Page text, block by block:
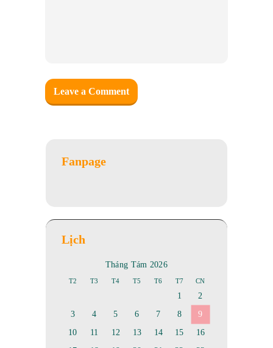
Fanpage
Lịch
Tháng Tám 2026
T2 T3 T4 T5 T6 T7 CN
1
2
3
4 5 6 7 8
9
10
11 12 13 14 15
16